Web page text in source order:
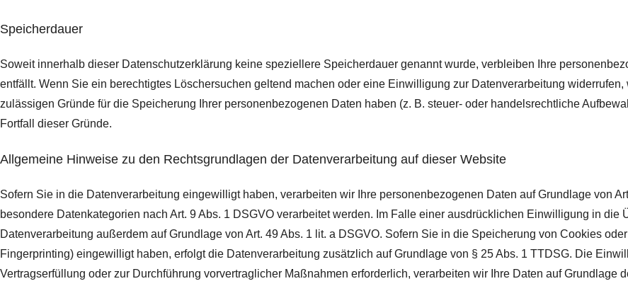
Speicherdauer
Soweit innerhalb dieser Datenschutzerklärung keine speziellere Speicherdauer genannt wurde, verbleiben Ihre
entfällt. Wenn Sie ein berechtigtes Löschersuchen geltend machen oder eine Einwilligung zur Datenverarbeitung
zulässigen Gründe für die Speicherung Ihrer personenbezogenen Daten haben (z. B. steuer- oder handelsrechtliche
Fortfall dieser Gründe.
Allgemeine Hinweise zu den Rechtsgrundlagen der Datenverarbeitung auf dieser Website
Sofern Sie in die Datenverarbeitung eingewilligt haben, verarbeiten wir Ihre personenbezogenen Daten auf Grundlage von
besondere Datenkategorien nach Art. 9 Abs. 1 DSGVO verarbeitet werden. Im Falle einer ausdrücklichen Einwilligung in
Datenverarbeitung außerdem auf Grundlage von Art. 49 Abs. 1 lit. a DSGVO. Sofern Sie in die Speicherung von Cookies
Fingerprinting) eingewilligt haben, erfolgt die Datenverarbeitung zusätzlich auf Grundlage von § 25 Abs. 1 TTDSG. Die
Vertragserfüllung oder zur Durchführung vorvertraglicher Maßnahmen erforderlich, verarbeiten wir Ihre Daten auf Grundlage